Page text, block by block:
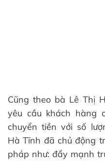
Cũng theo bà Lê Thị
yêu cầu khách hàng
chuyển tiền với số
Hà Tĩnh đã chủ động
pháp như: đẩy mạnh